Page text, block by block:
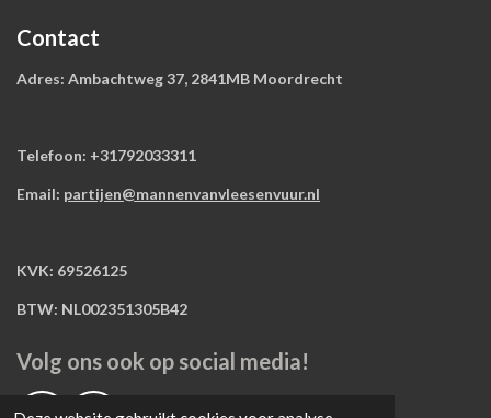
Contact
Adres: Ambachtweg 37, 2841MB Moordrecht
Telefoon: +31792033311
Email: partijen@mannenvanvleesenvuur.nl
KVK: 69526125
BTW: NL002351305B42
Volg ons ook op social media!